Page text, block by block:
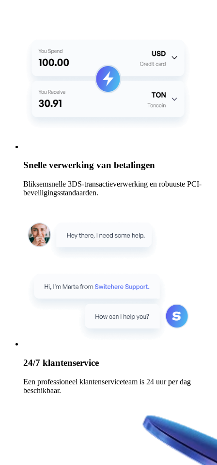
Snelle verwerking van betalingen
Bliksemsnelle 3DS-transactieverwerking en robuuste PCI-
beveiligingsstandaarden.
24/7 klantenservice
Een professioneel klantenserviceteam is 24 uur per dag
beschikbaar.